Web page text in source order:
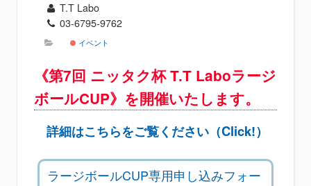
T.T Labo
03-6795-9762
イベント
《第7回 ニッタク杯 T.T Laboラージ
ボールCUP》を開催いたします。
詳細はこちらをご覧ください（Click!）
ラージボールCUP専用申し込みフォー